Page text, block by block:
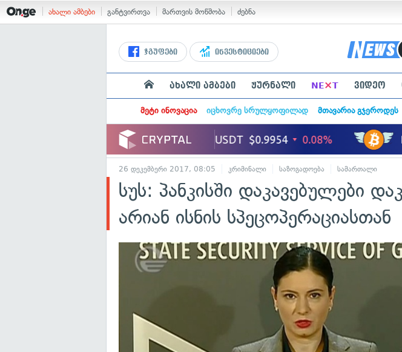
ახალი ამბები განტვირთვა მართვის მოწმობა ძებნა
ჯგუფები ინვესტიციები
ახალი ამბები ჟურნალი NE×T ვიდეო
მეტი ინოვაცია იცხოვრე სრულყოფილად მთავარია გჯეროდეს
26 დეკემბერი 2017, 08:05 კრიმინალი საზოგადოება სამართალი
სუს: პანკისში დაკავებულები
არიან ისნის სპეცოპერაციასთან